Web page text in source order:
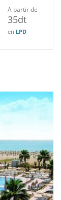
A partir de
35dt
en LPD